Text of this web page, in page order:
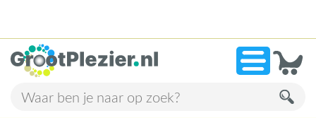
»13.945 beoordelingen!